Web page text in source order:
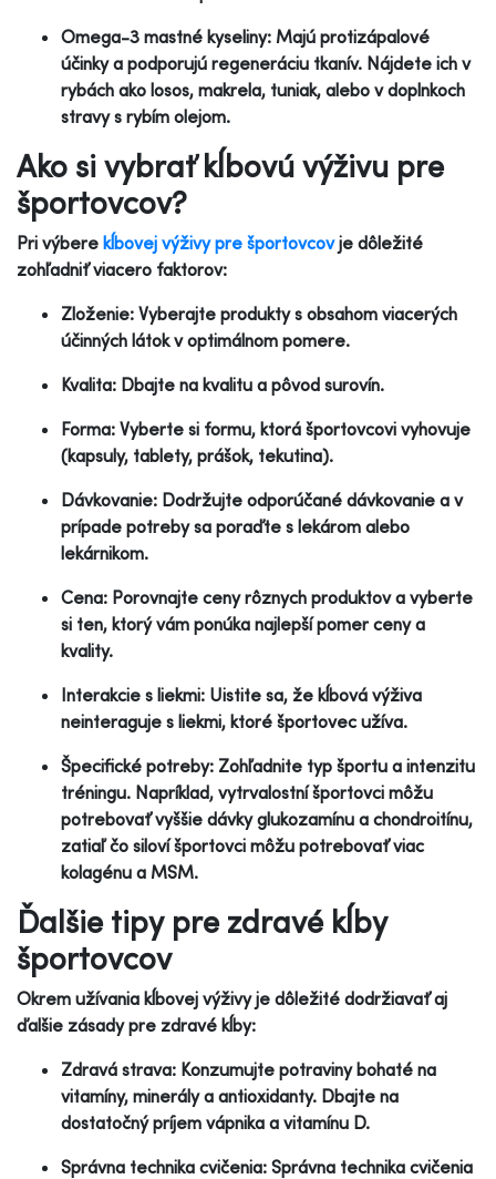
Omega-3 mastné kyseliny: Majú protizápalové
účinky a podporujú regeneráciu tkanív. Nájdete ich v
rybách ako losos, makrela, tuniak, alebo v doplnkoch
stravy s rybím olejom.
Ako si vybrať kĺbovú výživu pre
športovcov?
Pri výbere kĺbovej výživy pre športovcovje dôležité
zohľadniť viacero faktorov:
Zloženie: Vyberajte produkty s obsahom viacerých
účinných látok v optimálnom pomere.
Kvalita: Dbajte na kvalitu a pôvod surovín.
Forma: Vyberte si formu, ktorá športovcovi vyhovuje
(kapsuly, tablety, prášok, tekutina).
Dávkovanie: Dodržujte odporúčané dávkovanie a v
prípade potreby sa poraďte s lekárom alebo
lekárnikom.
Cena: Porovnajte ceny rôznych produktov a vyberte
si ten, ktorý vám ponúka najlepší pomer ceny a
kvality.
Interakcie s liekmi: Uistite sa, že kĺbová výživa
neinteraguje s liekmi, ktoré športovec užíva.
Špecifické potreby: Zohľadnite typ športu a intenzitu
tréningu. Napríklad, vytrvalostní športovci môžu
potrebovať vyššie dávky glukozamínu a chondroitínu,
zatiaľ čo siloví športovci môžu potrebovať viac
kolagénu a MSM.
Ďalšie tipy pre zdravé kĺby
športovcov
Okrem užívania kĺbovej výživy je dôležité dodržiavať aj
ďalšie zásady pre zdravé kĺby:
Zdravá strava: Konzumujte potraviny bohaté na
vitamíny, minerály a antioxidanty. Dbajte na
dostatočný príjem vápnika a vitamínu D.
Správna technika cvičenia: Správna technika cvičenia